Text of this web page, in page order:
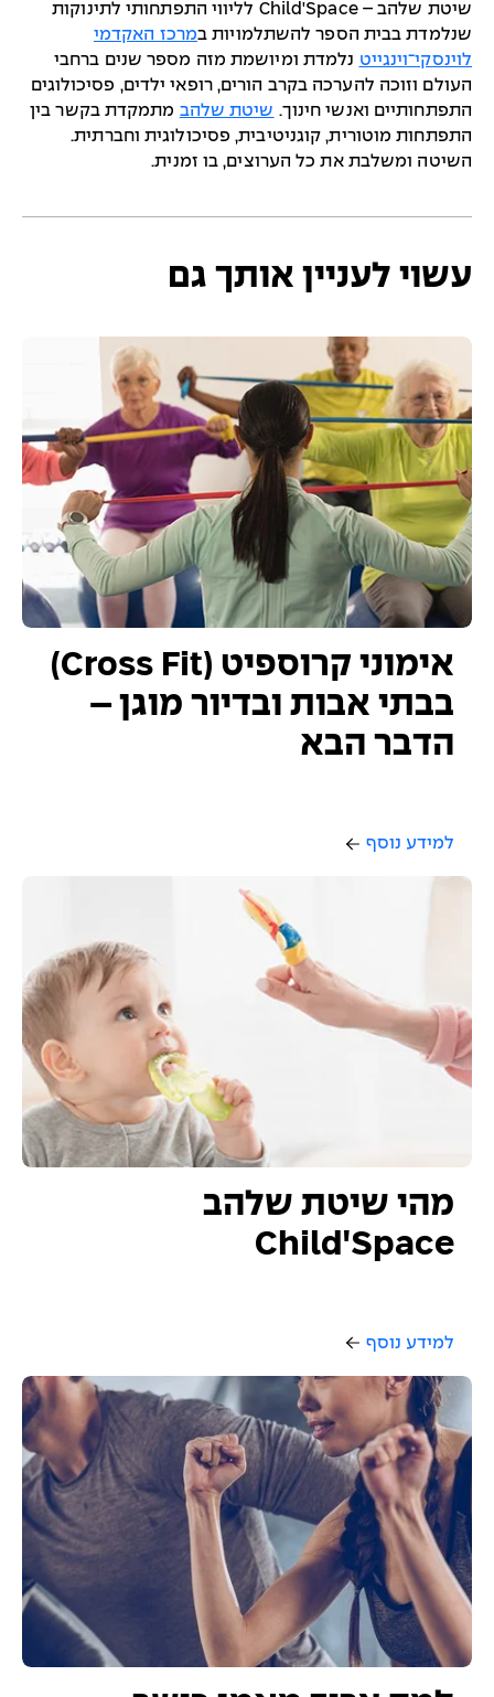
שיטת שלהב –Child'Space לליווי התפתחותי לתינוקות
שנלמדת בבית הספר להשתלמויות במרכז האקדמי
לוינסקי־וינגייט נלמדת ומיושמת מזה מספר שנים ברחבי
העולם וזוכה להערכה בקרב הורים, רופאי ילדים, פסיכולוגים
התפתחותיים ואנשי חינוך. שיטת שלהב מתמקדת בקשר בין
התפתחות מוטורית, קוגניטיבית, פסיכולוגית וחברתית.
השיטה ומשלבת את כל הערוצים, בו זמנית.
עשוי לעניין אותך גם
אימוני קרוספיט (Cross Fit)
בבתי אבות ובדיור מוגן –
הדבר הבא
למידע נוסף
מהי שיטת שלהב
Child'Space
למידע נוסף